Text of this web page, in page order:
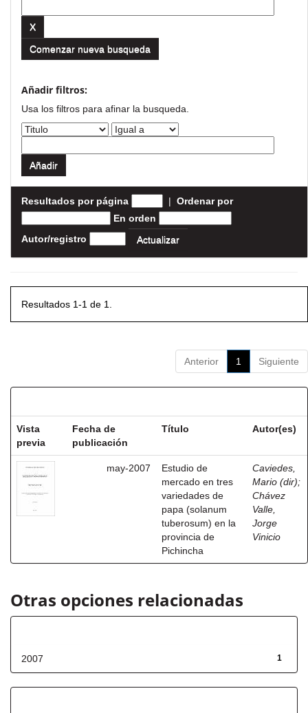
Comenzar nueva busqueda
Añadir filtros:
Usa los filtros para afinar la busqueda.
Resultados por página | Ordenar por
En orden
Autor/registro
Resultados 1-1 de 1.
Anterior 1 Siguiente
Vista
previa
Fecha de
publicación
Título Autor(es)
may-2007
Estudio de
mercado en tres
variedades de
papa (solanum
tuberosum) en la
provincia de
Pichincha
Caviedes,
Mario (dir);
Chávez
Valle,
Jorge
Vinicio
Otras opciones relacionadas
1
2007